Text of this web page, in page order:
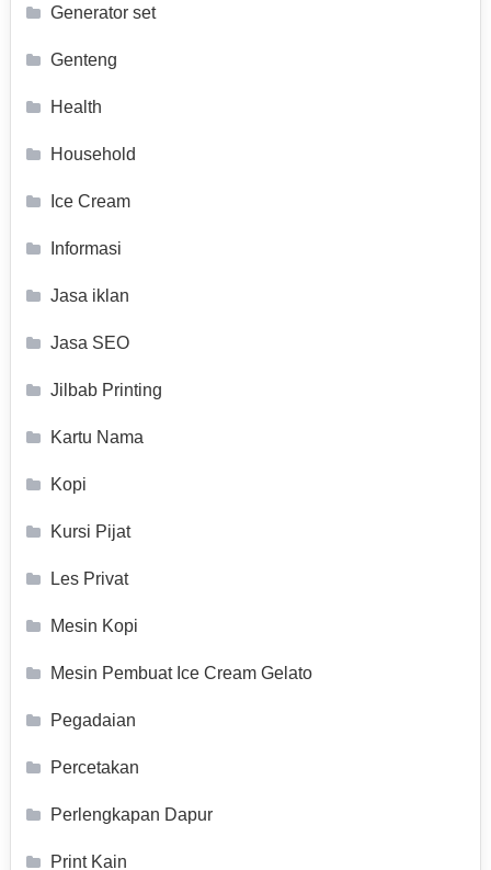
Generator set
Genteng
Health
Household
Ice Cream
Informasi
Jasa iklan
Jasa SEO
Jilbab Printing
Kartu Nama
Kopi
Kursi Pijat
Les Privat
Mesin Kopi
Mesin Pembuat Ice Cream Gelato
Pegadaian
Percetakan
Perlengkapan Dapur
Print Kain